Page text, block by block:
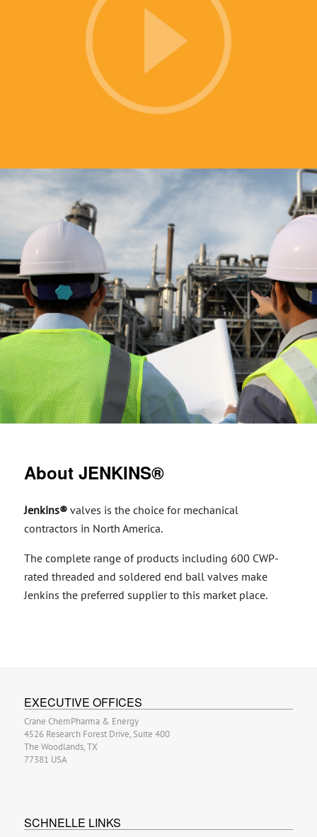
About JENKINS®
Jenkins®valves is the choice for mechanical
contractors in North America.
The complete range of products including 600 CWP-
rated threaded and soldered end ball valves make
Jenkins the preferred supplier to this market place.
EXECUTIVE OFFICES
Crane ChemPharma & Energy
4526 Research Forest Drive, Suite 400
The Woodlands, TX
77381 USA
SCHNELLE LINKS